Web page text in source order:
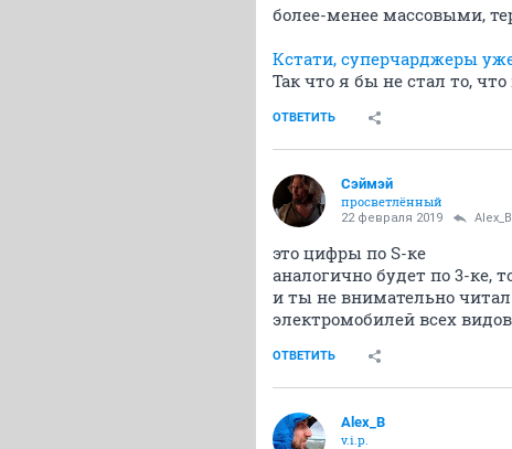
более-менее массовыми,
Кстати, суперчарджеры
Так что я бы не стал то,
ОТВЕТИТЬ
Сэймэй
просветлённый
22 февраля 2019 Alex_B
это цифры по S-ке
аналогично будет по 3-ке,
и ты не внимательно
электромобилей всех видов
ОТВЕТИТЬ
Alex_B
v.i.p.